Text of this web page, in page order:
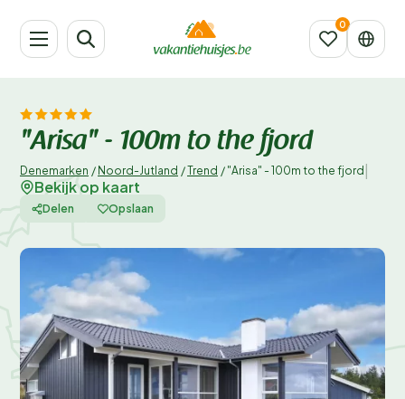
"Arisa" - 100m to the fjord
Denemarken / Noord-Jutland /Trend / "Arisa" - 100m to the fjord
Bekijk op kaart
Delen Opslaan